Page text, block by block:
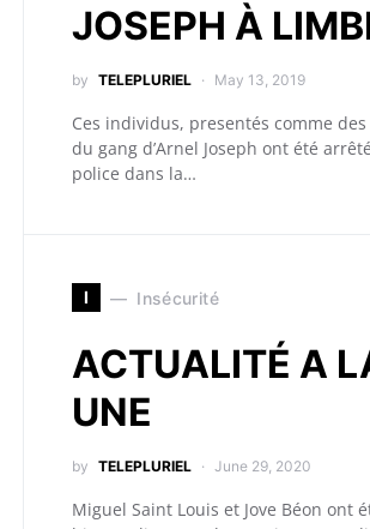
JOSEPH À
by TELEPLURIEL May 13, 2019
Ces individus, presentés comme
du gang d’Arnel Joseph ont été
police dans la…
I Insécurité
ACTUALITÉ A
UNE
by TELEPLURIEL June 29, 2020
Miguel Saint Louis et Jove Béon ont